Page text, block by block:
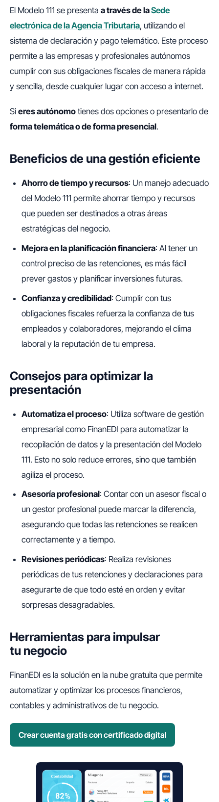
El Modelo 111 se presenta a través de laSede
electrónica de la Agencia Tributaria, utilizando el
sistema de declaración y pago telemático. Este proceso
permite a las empresas y profesionales autónomos
cumplir con sus obligaciones fiscales de manera rápida
y sencilla, desde cualquier lugar con acceso a internet.
Si eres autónomo tienes dos opciones o presentarlo de
forma telemática o de forma presencial.
Beneficios de una gestión eficiente
Ahorro de tiempo y recursos: Un manejo adecuado
del Modelo 111 permite ahorrar tiempo y recursos
que pueden ser destinados a otras áreas
estratégicas del negocio.
Mejora en la planificación financiera: Al tener un
control preciso de las retenciones, es más fácil
prever gastos y planificar inversiones futuras.
Confianza y credibilidad: Cumplir con tus
obligaciones fiscales refuerza la confianza de tus
empleados y colaboradores, mejorando el clima
laboral y la reputación de tu empresa.
Consejos para optimizar la
presentación
Automatiza el proceso: Utiliza software de gestión
empresarial como FinanEDI para automatizar la
recopilación de datos y la presentación del Modelo
111. Esto no solo reduce errores, sino que también
agiliza el proceso.
Asesoría profesional: Contar con un asesor fiscal o
un gestor profesional puede marcar la diferencia,
asegurando que todas las retenciones se realicen
correctamente y a tiempo.
Revisiones periódicas: Realiza revisiones
periódicas de tus retenciones y declaraciones para
asegurarte de que todo esté en orden y evitar
sorpresas desagradables.
Herramientas para impulsar
tu negocio
FinanEDI es la solución en la nube gratuita que permite
automatizar y optimizar los procesos financieros,
contables y administrativos de tu negocio.
Crear cuenta gratis con certificado digital